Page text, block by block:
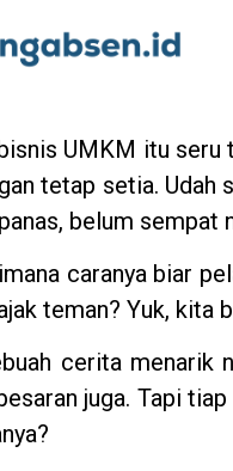
UMKM itu seru
tetap setia. Udah
belum sempat
caranya biar
teman? Yuk, kita
cerita menarik
juga. Tapi